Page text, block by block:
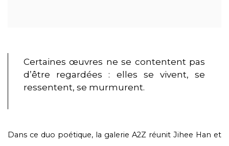
Certaines œuvres ne se contentent pas
d’être regardées : elles se vivent, se
ressentent, se murmurent.
Dans ce duo poétique, la galerie A2Z réunit Jihee Han et